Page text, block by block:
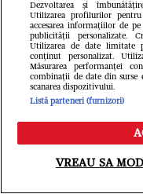
Meniu Caută
Dezvoltarea și
Utilizarea profilurilor pentru
accesarea informațiilor de
publicității personalizate.
Utilizarea de date limitate
conținut personalizat.
Măsurarea performanței
combinații de date din surse
scanarea dispozitivului.
Listă parteneri (furnizori)
VREAU SA